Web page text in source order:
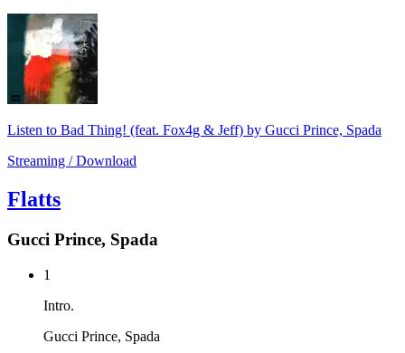
Listen to Bad Thing! (feat. Fox4g & Jeff) by Gucci Prince, Spada
Streaming / Download
Flatts
Gucci Prince, Spada
1
Intro.
Gucci Prince, Spada